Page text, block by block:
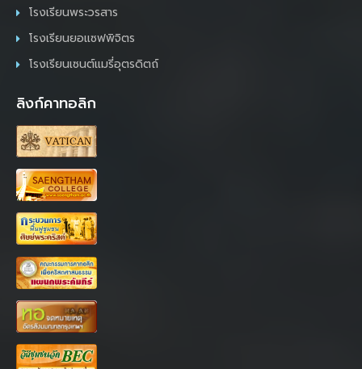
โรงเรียนพระวรสาร
โรงเรียนยอแซฟพิจิตร
โรงเรียนเซนต์แมรี่อุตรดิตถ์
ลิงก์คาทอลิก